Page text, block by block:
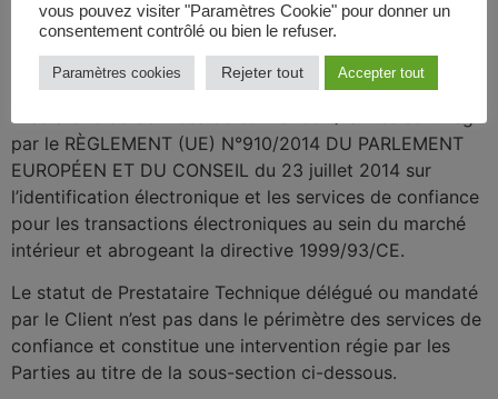
Qualifiés, ou Prestataire Technique délégué ou mandaté
Les statuts de Prestataire de Services de confiance et
Prestataire de Services de confiance Qualifiés sont régis
par le RÈGLEMENT (UE) N°910/2014 DU PARLEMENT
EUROPÉEN ET DU CONSEIL du 23 juillet 2014 sur
l’identification électronique et les services de confiance
pour les transactions électroniques au sein du marché
intérieur et abrogeant la directive 1999/93/CE.
Le statut de Prestataire Technique délégué ou mandaté
par le Client n’est pas dans le périmètre des services de
confiance et constitue une intervention régie par les
Parties au titre de la sous-section ci-dessous.
vous pouvez visiter "Paramètres Cookie" pour donner un
consentement contrôlé ou bien le refuser.
Paramètres cookies Rejeter tout Accepter tout